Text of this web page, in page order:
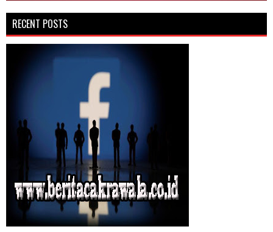
RECENT POSTS